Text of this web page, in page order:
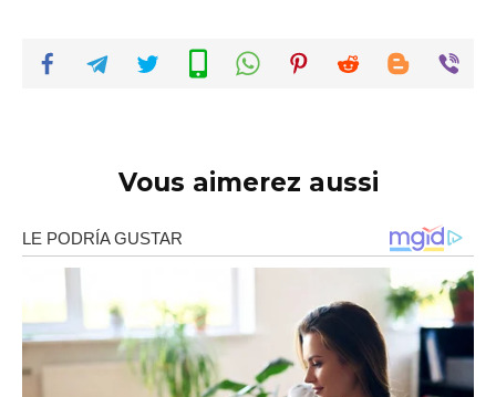
Vous aimerez aussi